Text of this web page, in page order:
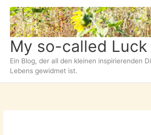
Zum
Inhalt
springen
My so-called Luck
Ein Blog, der all den kleinen inspirierenden
Lebens gewidmet ist.